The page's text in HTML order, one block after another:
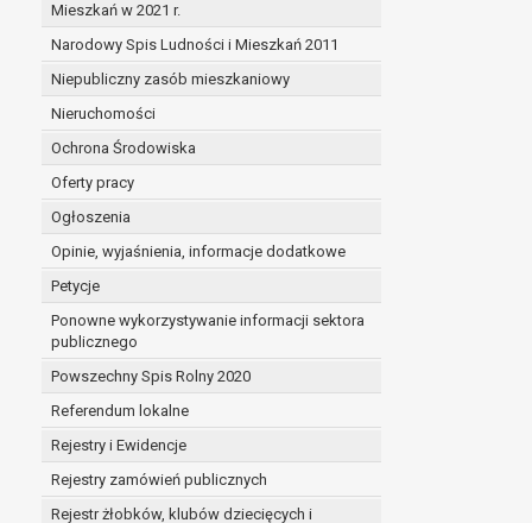
Mieszkań w 2021 r.
Narodowy Spis Ludności i Mieszkań 2011
Niepubliczny zasób mieszkaniowy
Nieruchomości
Ochrona Środowiska
Oferty pracy
Ogłoszenia
Opinie, wyjaśnienia, informacje dodatkowe
Petycje
Ponowne wykorzystywanie informacji sektora
publicznego
Powszechny Spis Rolny 2020
Referendum lokalne
Rejestry i Ewidencje
Rejestry zamówień publicznych
Rejestr żłobków, klubów dziecięcych i